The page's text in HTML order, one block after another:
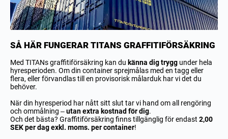
SÅ HÄR FUNGERAR TITANS GRAFFITIFÖRSÄKRING
Med TITANs graffitiförsäkring kan du känna dig trygg under hela
hyresperioden. Om din container sprejmålas med en tagg eller
flera, eller förvandlas till en provisorisk målarduk har vi det du
behöver.
När din hyresperiod har nått sitt slut tar vi hand om all rengöring
och ommålning –utan extra kostnad för dig.
Och det bästa? Graffitiförsäkring finns tillgänglig för endast 2,00
SEK per dag exkl. moms. per container!